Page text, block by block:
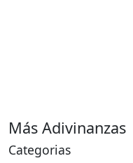
Más Adivinanzas
Categorias